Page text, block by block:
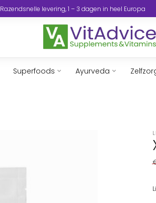
Razendsnelle levering, 1 – 3 dagen in heel Europa
Superfoods Ayurveda